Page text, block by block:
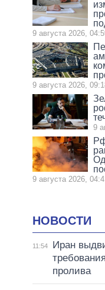
9 августа 2026,
9 августа 2026,
9
9 августа 2026,
НОВОСТИ
11:54
Иран
пролива